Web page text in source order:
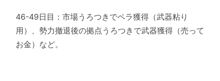
46-49日目：市場うろつきでペラ獲得（武器粘り
用）、勢力撤退後の拠点うろつきで武器獲得（売って
お金）など。